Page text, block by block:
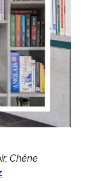
Chêne